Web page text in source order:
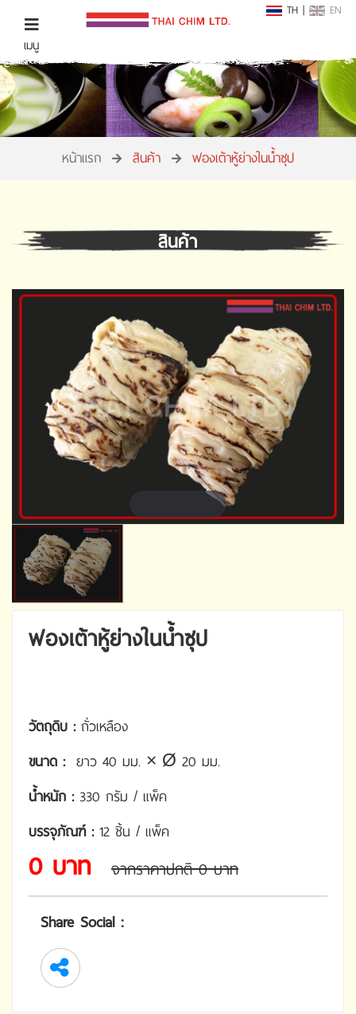
TH | EN
เมนู
หน้าแรก สินค้า ฟองเต้าหู้ย่างในน้ำซุป
สินค้า
ฟองเต้าหู้ย่างในน้ำซุป
วัตถุดิบ :ถั่วเหลือง
ขนาด :ยาว 40 มม. × Ø 20 มม.
น้ำหนัก :330 กรัม / แพ็ค
บรรจุภัณฑ์ :12 ชิ้น / แพ็ค
0 บาท
จากราคาปกติ 0 บาท
Share Social :